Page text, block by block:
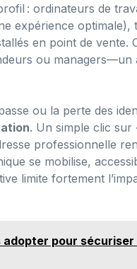
: ordinateurs de
expérience optimale),
en point de vente.
ou managers—un
ou la perte des
. Un simple clic sur
professionnelle
se mobilise,
limite fortement
adopter pour